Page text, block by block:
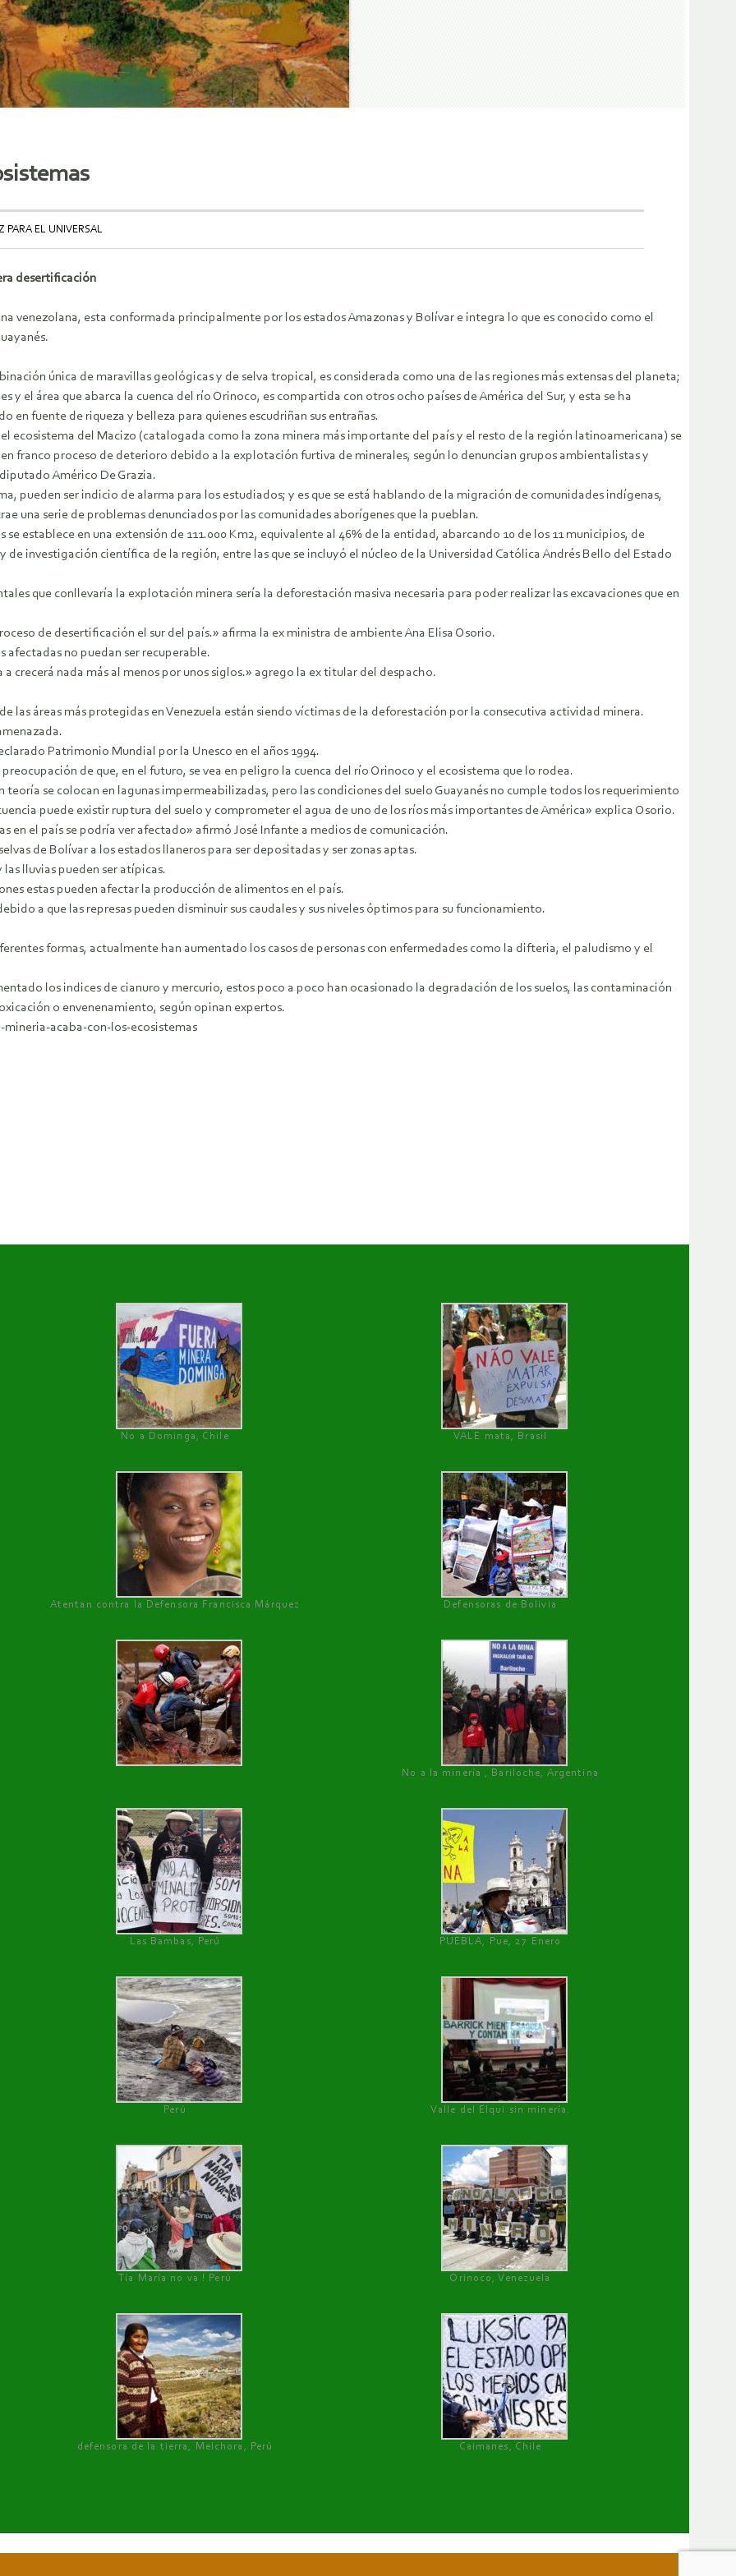
PARA EL UNIVERSAL
desertificación
venezolana, esta conformada principalmente por los estados Amazonas y Bolívar e integra lo que es conocido como el
única de maravillas geológicas y de selva tropical, es considerada como una de las regiones más extensas del planeta;
y el área que abarca la cuenca del río Orinoco, es compartida con otros ocho países de América del Sur, y esta se ha
en fuente de riqueza y belleza para quienes escudriñan sus entrañas.
el ecosistema del Macizo (catalogada como la zona minera más importante del país y el resto de la región latinoamericana) se
franco proceso de deterioro debido a la explotación furtiva de minerales, según lo denuncian grupos ambientalistas y
Américo De Grazia.
pueden ser indicio de alarma para los estudiados; y es que se está hablando de la migración de comunidades indígenas,
una serie de problemas denunciados por las comunidades aborígenes que la pueblan.
establece en una extensión de 111.000 Km2, equivalente al 46% de la entidad, abarcando 10 de los 11 municipios, de
investigación científica de la región, entre las que se incluyó el núcleo de la Universidad Católica Andrés Bello del Estado
que conllevaría la explotación minera sería la deforestación masiva necesaria para poder realizar las excavaciones que en
de desertificación el sur del país.» afirma la ex ministra de ambiente Ana Elisa Osorio.
afectadas no puedan ser recuperable.
crecerá nada más al menos por unos siglos.» agrego la ex titular del despacho.
las áreas más protegidas en Venezuela están siendo víctimas de la deforestación por la consecutiva actividad minera.
Patrimonio Mundial por la Unesco en el años 1994.
de que, en el futuro, se vea en peligro la cuenca del río Orinoco y el ecosistema que lo rodea.
teoría se colocan en lagunas impermeabilizadas, pero las condiciones del suelo Guayanés no cumple todos los requerimiento
puede existir ruptura del suelo y comprometer el agua de uno de los ríos más importantes de América» explica Osorio.
en el país se podría ver afectado» afirmó José Infante a medios de comunicación.
de Bolívar a los estados llaneros para ser depositadas y ser zonas aptas.
lluvias pueden ser atípicas.
estas pueden afectar la producción de alimentos en el país.
a que las represas pueden disminuir sus caudales y sus niveles óptimos para su funcionamiento.
formas, actualmente han aumentado los casos de personas con enfermedades como la difteria, el paludismo y el
los indices de cianuro y mercurio, estos poco a poco han ocasionado la degradación de los suelos, las contaminación
o envenenamiento, según opinan expertos.
acaba-con-los-ecosistemas
No a Dominga, Chile
VALE mata, Brasil
Atentan contra la Defensora Francisca Márquez Defensoras de Bolivia
No a la minería , Bariloche, Argentina
Las Bambas, Perú PUEBLA, Pue, 27 Enero
Perú Valle del Elqui sin minería.
Tía María no va ! Perú Orinoco, Venezuela
defensora de la tierra, Melchora, Perú Caimanes, Chile